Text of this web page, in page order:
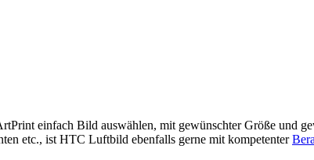
einfach Bild auswählen, mit gewünschter Größe und
etc., ist HTC Luftbild ebenfalls gerne mit kompetenter